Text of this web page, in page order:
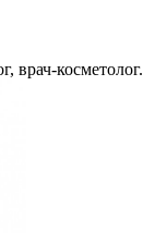
врач-косметолог.